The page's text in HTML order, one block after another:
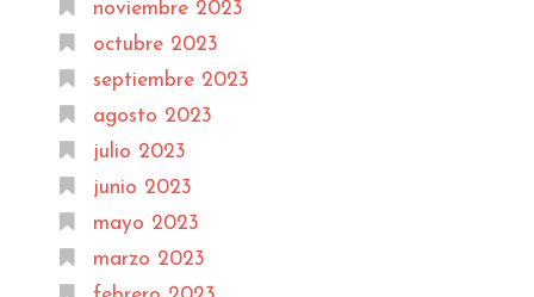
noviembre 2023
octubre 2023
septiembre 2023
agosto 2023
julio 2023
junio 2023
mayo 2023
marzo 2023